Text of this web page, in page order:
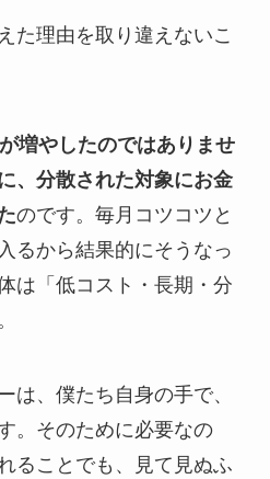
た理由を取り違えないこ
増やしたのではありませ
、分散された対象にお金
のです。毎月コツコツと
るから結果的にそうなっ
は「低コスト・長期・分
は、僕たち自身の手で、
。そのために必要なの
ることでも、見て見ぬふ